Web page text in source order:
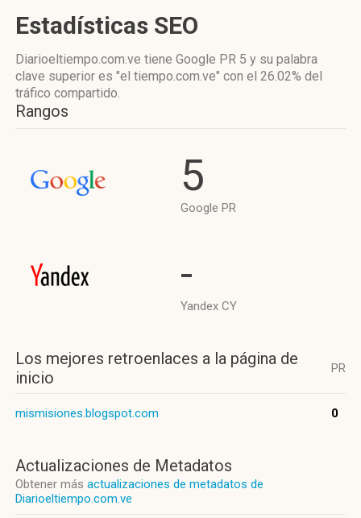
Estadísticas SEO
Diarioeltiempo.com.ve tiene Google PR 5 y su palabra
clave superior es "el tiempo.com.ve" con el 26.02% del
tráfico compartido.
Rangos
5
Google PR
-
Yandex CY
Los mejores retroenlaces a la página de
inicio
PR
mismisiones.blogspot.com 0
Actualizaciones de Metadatos
Obtener más actualizaciones de metadatos de
Diarioeltiempo.com.ve